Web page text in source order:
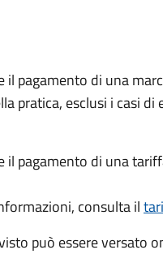
il pagamento di una
pratica, esclusi i casi
il pagamento di una
consulta il
può essere versato